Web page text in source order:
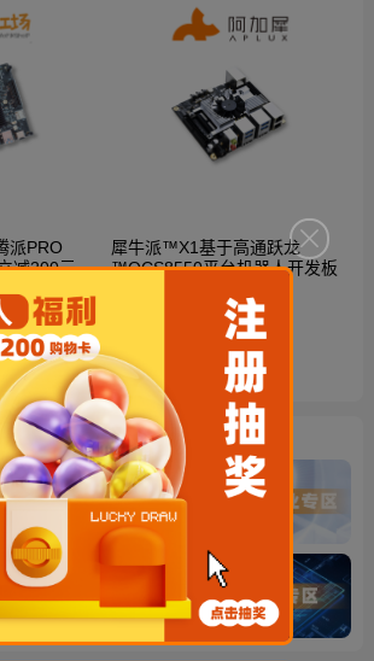
派PRO
定制电源
可控AI开
）
犀牛派™X1基于高通跃龙
™QCS8550平台机器人开发板